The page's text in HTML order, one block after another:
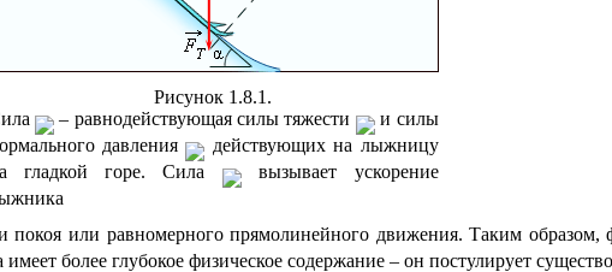
Рисунок 1.8.1.
– равнодействующая силы тяжести
и силы
давления
действующих на лыжницу
гладкой горе. Сила
вызывает ускорение
покоя или равномерного прямолинейного движения. Таким
более глубокое физическое содержание – он постулирует